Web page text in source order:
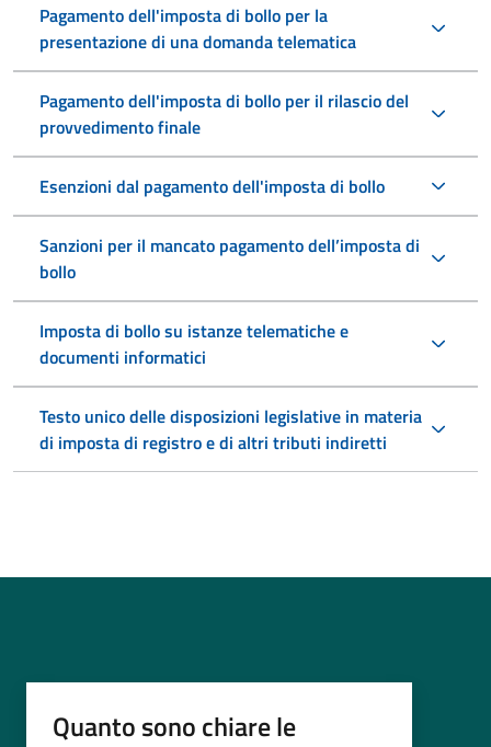
Pagamento dell'imposta di bollo per la
presentazione di una domanda telematica
Pagamento dell'imposta di bollo per il rilascio del
provvedimento finale
Esenzioni dal pagamento dell'imposta di bollo
Sanzioni per il mancato pagamento dell’imposta di
bollo
Imposta di bollo su istanze telematiche e
documenti informatici
Testo unico delle disposizioni legislative in materia
di imposta di registro e di altri tributi indiretti
Quanto sono chiare le